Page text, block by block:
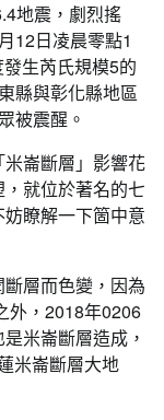
地震，劇烈搖
12日凌晨零點1
生芮氏規模5的
縣與彰化縣地區
被震醒。
崙斷層」影響花
就位於著名的七
瞭解一下箇中意
層而色變，因為
外，2018年0206
米崙斷層造成，
米崙斷層大地